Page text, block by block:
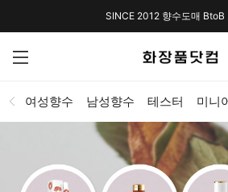
SINCE 2012 향수도매 BtoB
여성향수 남성향수 테스터 미니